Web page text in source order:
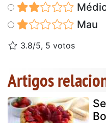
Mau
3.8/5, 5 votos
Artigos